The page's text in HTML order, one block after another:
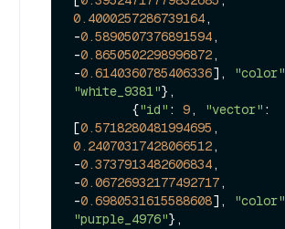
0.4000257286739164,
-0.5890507376891594,
-0.8650502298996872,
-0.6140360785406336], "color"
"white_9381"},
        {
"id" : 9, "vector" :
[0.5718280481994695
0.24070317428066512,
-0.3737913482606834,
-0.06726932177492717,
-0.6980531615588608], "color"
"purple_4976"},